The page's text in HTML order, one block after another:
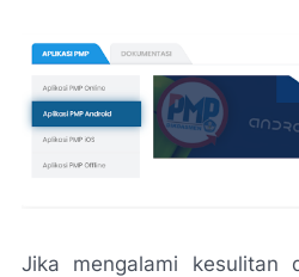
Jika mengalami kesulitan